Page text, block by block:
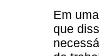
Em
que